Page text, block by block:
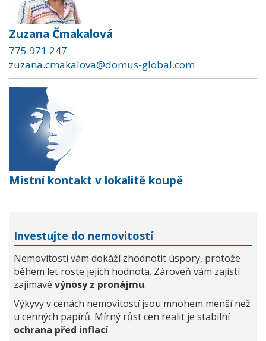
Zuzana Čmakalová
775 971 247
zuzana.cmakalova@domus-global.com
Místní kontakt v lokalitě koupě
Investujte do nemovitostí
Nemovitosti vám dokáží zhodnotit úspory, protože
během let roste jejich hodnota. Zároveň vám zajistí
zajímavé výnosy z pronájmu.
Výkyvy v cenách nemovitostí jsou mnohem menší než
u cenných papírů. Mírný růst cen realit je stabilní
ochrana před inflací.